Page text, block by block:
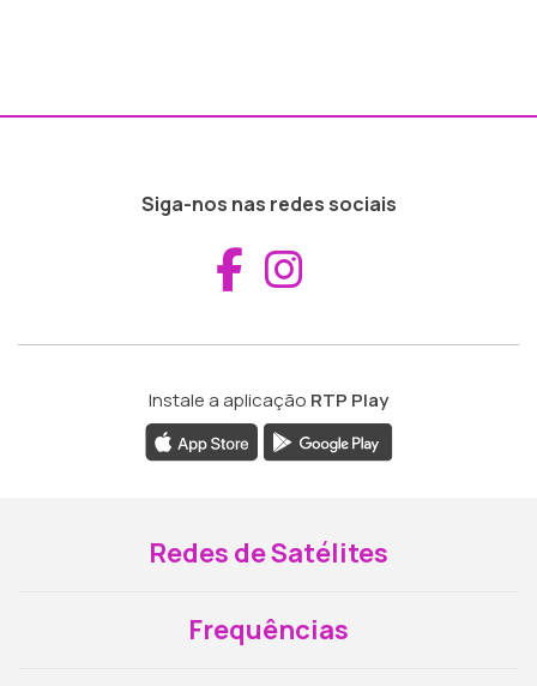
Siga-nos nas redes sociais
Aceder ao
Instale a aplicação RTP Play
Redes de Satélites
Frequências